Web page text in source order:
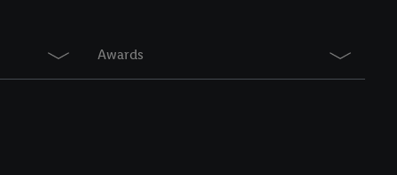
Awards
Meer informatie,